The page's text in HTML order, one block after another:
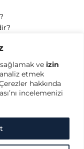
ve izin
etmek
hakkında
incelemenizi